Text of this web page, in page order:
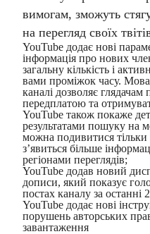
вимогам, зможуть
на перегляд своїх
YouTube додає нові
інформація про нових
загальну кількість і
вами проміжок часу.
каналі дозволяє
передплатою та
YouTube також покаже
результатами пошуку на
можна подивитися тільки
з’явиться більше
регіонами переглядів;
YouTube додав новий
дописи, який показує
постах каналу за останні
YouTube додає нові
порушень авторських
завантаження